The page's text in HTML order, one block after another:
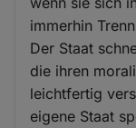
immerhin
Der Staat
die ihren
leichtfertig
eigene Staat